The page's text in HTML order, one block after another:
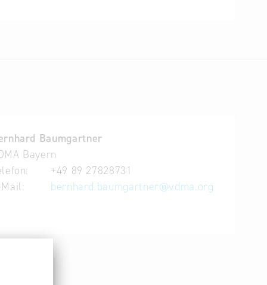
ins Exportgeschäft.
Baumgartner
Bayern
+49 89 27828731
bernhard.baumgartner@vdma.org